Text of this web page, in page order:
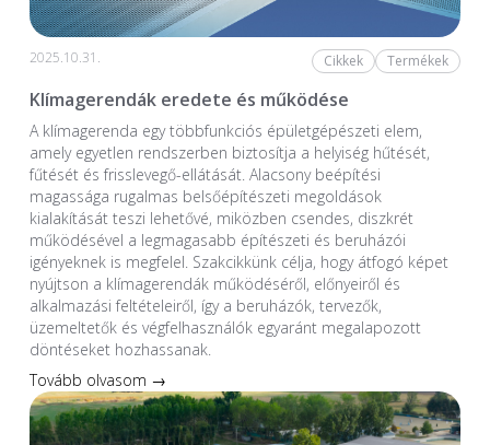
2025.10.31. Cikkek Termékek
Klímagerendák eredete és működése
A klímagerenda egy többfunkciós épületgépészeti elem,
amely egyetlen rendszerben biztosítja a helyiség hűtését,
fűtését és frisslevegő-ellátását. Alacsony beépítési
magassága rugalmas belsőépítészeti megoldások
kialakítását teszi lehetővé, miközben csendes, diszkrét
működésével a legmagasabb építészeti és beruházói
igényeknek is megfelel. Szakcikkünk célja, hogy átfogó képet
nyújtson a klímagerendák működéséről, előnyeiről és
alkalmazási feltételeiről, így a beruházók, tervezők,
üzemeltetők és végfelhasználók egyaránt megalapozott
döntéseket hozhassanak.
Tovább olvasom →